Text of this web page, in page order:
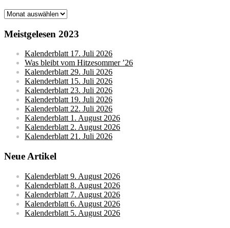
Monatsarchive
Meistgelesen 2023
Kalenderblatt 17. Juli 2026
Was bleibt vom Hitzesommer ’26
Kalenderblatt 29. Juli 2026
Kalenderblatt 15. Juli 2026
Kalenderblatt 23. Juli 2026
Kalenderblatt 19. Juli 2026
Kalenderblatt 22. Juli 2026
Kalenderblatt 1. August 2026
Kalenderblatt 2. August 2026
Kalenderblatt 21. Juli 2026
Neue Artikel
Kalenderblatt 9. August 2026
Kalenderblatt 8. August 2026
Kalenderblatt 7. August 2026
Kalenderblatt 6. August 2026
Kalenderblatt 5. August 2026